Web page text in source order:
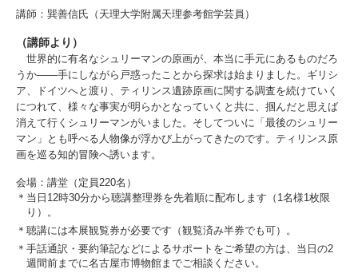
講師：巽善信氏（天理大学附属天理参考館学芸員）
（講師より）
世界的に有名なシュリーマンの原画が、本当に手元にあるものだろ
うか――手にしながら戸惑ったことから探求は始まりました。ギリシ
ア、ドイツへと渡り、ティリンス遺跡原画に関する調査を続けていく
につれて、様々な事実が明らかとなっていくと共に、掴んだと思えば
消えて行くシュリーマンがいました。そしてついに「最後のシュリー
マン」とも呼べる人物像が浮かび上がってきたのです。ティリンス原
画を巡る知的冒険へ誘います。
会場：講堂（定員220名）
＊当日12時30分から聴講整理券を先着順に配布します（1名様1枚限
り）。
＊聴講には本展観覧券が必要です（観覧済み半券でも可）。
＊手話通訳・要約筆記などによるサポートをご希望の方は、当日の2
週間前までに名古屋市博物館までご相談ください。